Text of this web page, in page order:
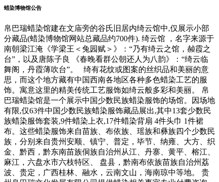
蜡染博物馆公告
帛巴瑞蜡染馆建在文庙旁的谷氏旧居内绮云馆中,仅展示小部
分藏品(蜡染博物馆网站总藏品约700件). 绮云馆 ，名字来源于
南朝梁江淹《学梁王＜兔园赋＞》：“乃有绮云之馆，赪霞之
台”，以及唐陈子良 《春晚看群公朝还人为八韵》：“绮云临
舞阁，丹霞薄吹台”。 绮有花纹或图案的丝织品和美丽的意
思，而这个地方藏有中国西南各地区各种多色蜡染工艺的服
饰。寓意这里的精美传统工艺服饰如绮云般多彩和美丽。 帛
巴瑞蜡染馆是一个展示中国少数民族蜡染服饰的场馆。因场地
有限,仅63件中国少数民族蜡染服饰藏品展出,其中13套少数民
族蜡染服饰套装,9件蜡染上衣,17件蜡染背扇 4件头巾 1件裙
布。这些蜡染服饰来自苗族、布依族、瑶族和彝族四个少数民
族，分别来自贵州安顺、镇宁、普定，毕节、纳雍、大方、织
金、黔西，黔东南苗族侗族自治州从江、丹寨、黄平、榕江、
麻江，六盘水市六枝特区、 盘县，黔南布依族苗族自治州荔
波、贵定，广西桂林、融水，云南文山，海南琼中等地。 贵